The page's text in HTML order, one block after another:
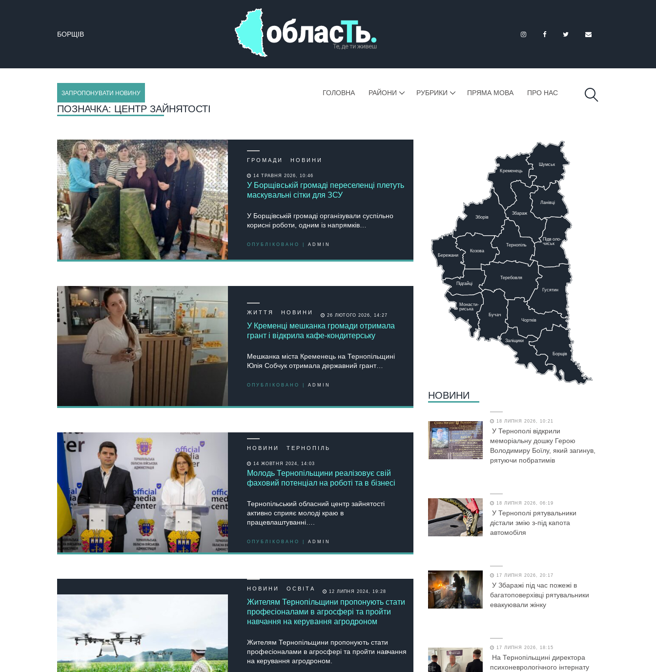
БОРЩІВ
ЗАПРОПОНУВАТИ НОВИНУ ГОЛОВНА РАЙОНИ РУБРИКИ ПРЯМА МОВА ПРО НАС
ПОЗНАЧКА: ЦЕНТР ЗАЙНЯТОСТІ
ГРОМАДИ НОВИНИ
14 ТРАВНЯ 2026, 10:46
У Борщівській громаді переселенці плетуть
маскувальні сітки для ЗСУ
У Борщівській громаді організували суспільно
корисні роботи, одним із напрямків…
ОПУБЛІКОВАНО | ADMIN
ЖИТТЯ НОВИНИ 26 ЛЮТОГО 2026, 14:27
У Кременці мешканка громади отримала
грант і відкрила кафе-кондитерську
Мешканка міста Кременець на Тернопільщині
Юлія Собчук отримала державний грант…
ОПУБЛІКОВАНО | ADMIN
НОВИНИ ТЕРНОПІЛЬ
14 ЖОВТНЯ 2024, 14:03
Молодь Тернопільщини реалізовує свій
фаховий потенціал на роботі та в бізнесі
Тернопільський обласний центр зайнятості
активно сприяє молоді краю в
працевлаштуванні….
ОПУБЛІКОВАНО | ADMIN
НОВИНИ ОСВІТА 12 ЛИПНЯ 2024, 19:28
Жителям Тернопільщини пропонують стати
професіоналами в агросфері та пройти
навчання на керування агродроном
Жителям Тернопільщини пропонують стати
професіоналами в агросфері та пройти навчання
на керування агродроном.
Тернопіль
Теребовля
Бучач
Заліщики
Борщів
Чортків
Гусятин
Підволо-
чиськ
Ланівці
Збараж
Шумськ
Кременець
Козова
Бережани
Підгайці
Зборів
Монасти-
риська
НОВИНИ
18 ЛИПНЯ 2026, 10:21
У Тернополі відкрили
меморіальну дошку Герою
Володимиру Боїлу, який загинув,
рятуючи побратимів
18 ЛИПНЯ 2026, 06:19
У Тернополі рятувальники
дістали змію з-під капота
автомобіля
17 ЛИПНЯ 2026, 20:17
У Збаражі під час пожежі в
багатоповерхівці рятувальники
евакуювали жінку
17 ЛИПНЯ 2026, 18:15
На Тернопільщині директора
психоневрологічного інтернату